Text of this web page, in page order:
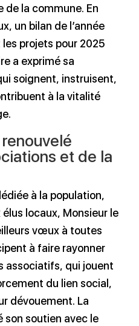
de la commune. En
un bilan de l’année
projets pour 2025
a exprimé sa
soignent, instruisent,
à la vitalité
et de la
à la population,
locaux, Monsieur le
vœux à toutes
à faire rayonner
associatifs, qui jouent
du lien social,
dévouement. La
soutien avec le